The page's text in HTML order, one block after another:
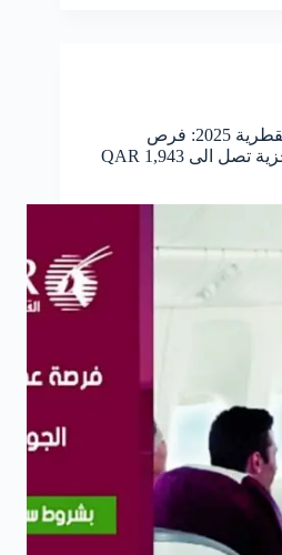
وظائف الخطوط الجوية القطرية 2025: فرص
توظيف عالمية برواتب مجزية تصل الى QAR 1,943